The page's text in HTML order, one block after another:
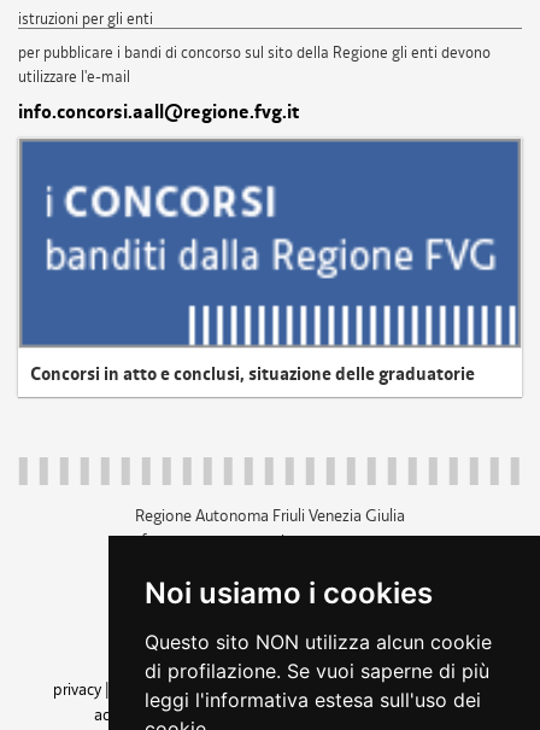
Noi usiamo i cookies
Questo sito NON utilizza alcun cookie
di profilazione. Se vuoi saperne di più
leggi l'informativa estesa sull'uso dei
istruzioni per gli enti
per pubblicare i bandi di concorso sul sito della Regione gli enti devono
utilizzare l'e-mail
info.concorsi.aall@regione.fvg.it
Concorsi in atto e conclusi, situazione delle graduatorie
Regione Autonoma Friuli Venezia Giulia
c.f. 80014930327; p.iva 00526040324
+39 040 3771111
amministrazione trasparente
privacy
cookie |note legali accessibilità
dichiarazione di
accessibilità| feedback cambio preferenze cookie